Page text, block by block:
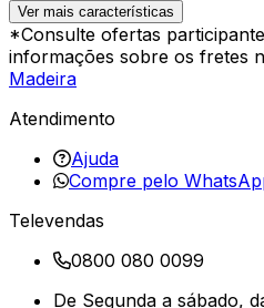
Ver mais características
*Consulte ofertas
informações sobre os fretes
Madeira
Atendimento
Ajuda
Compre pelo
Televendas
0800 080 0099
De Segunda a sábado,